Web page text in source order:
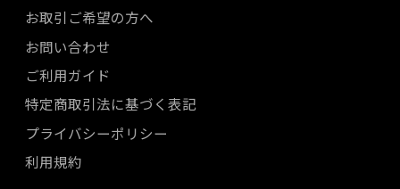
お取引ご希望の方へ
お問い合わせ
ご利用ガイド
特定商取引法に基づく表記
プライバシーポリシー
利用規約